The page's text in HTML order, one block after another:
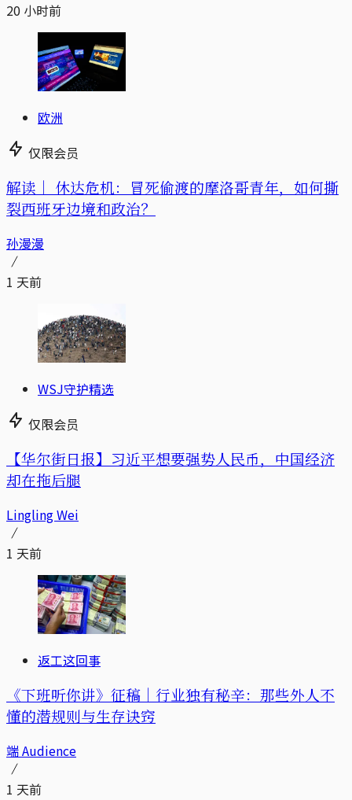
20 小时前
欧洲
仅限会员
解读｜ 休达危机：冒死偷渡的摩洛哥青年，如何撕
裂西班牙边境和政治？
孙漫漫
1 天前
WSJ守护精选
仅限会员
【华尔街日报】习近平想要强势人民币，中国经济
却在拖后腿
Lingling Wei
1 天前
返工这回事
《下班听你讲》征稿｜行业独有秘辛：那些外人不
懂的潜规则与生存诀窍
端 Audience
1 天前